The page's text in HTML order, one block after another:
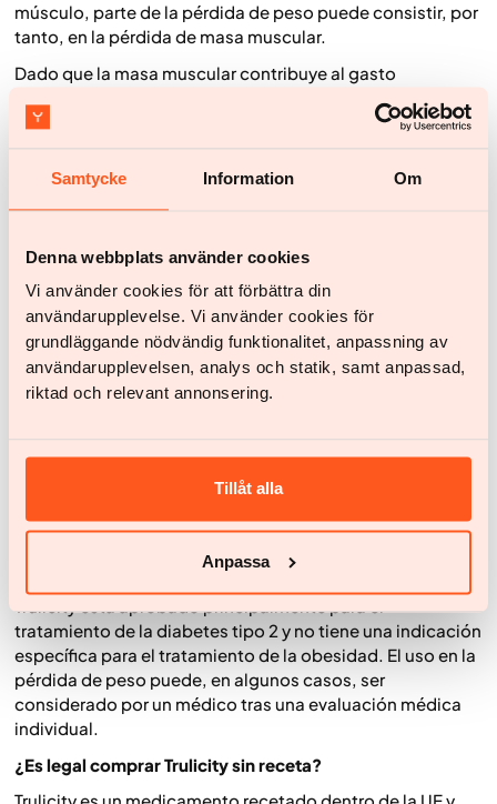
Samtycke Information Om
Denna webbplats använder cookies
Vi använder cookies för att förbättra din
användarupplevelse. Vi använder cookies för
grundläggande nödvändig funktionalitet, anpassning av
användarupplevelsen, analys och statik, samt anpassad,
riktad och relevant annonsering.
Tillåt alla
Anpassa
músculo, parte de la pérdida de peso puede consistir, por
tanto, en la pérdida de masa muscular.
Dado que la masa muscular contribuye al gasto
el metabolismo basal. Esto significa que tu cuerpo quema
menos calorías en reposo, lo que dificulta mantener
estable el nuevo peso a largo plazo.
El entrenamiento de
funciona como una señal para que el cuerpo
reparar el tejido muscular.
Preguntas frecuentes sobre Trulicity
¿Cómo funciona Trulicity en la pérdida de peso?
Trulicity contiene dulaglutida, que pertenece al grupo de
imita el efecto de la propia hormona del cuerpo GLP-1 y
afecta tanto a la regulación del azúcar en sangre como al
apetito. El tratamiento puede contribuir a una mayor
entre otras cosas, al retrasar el vaciamiento gástrico y
afectar la regulación del apetito. En algunos pacientes,
Trulicity está aprobado principalmente para el
tratamiento de la diabetes tipo 2 y no tiene una indicación
específica para el tratamiento de la obesidad. El uso en la
pérdida de peso puede, en algunos casos, ser
considerado por un médico tras una evaluación médica
individual.
¿Es legal comprar Trulicity sin receta?